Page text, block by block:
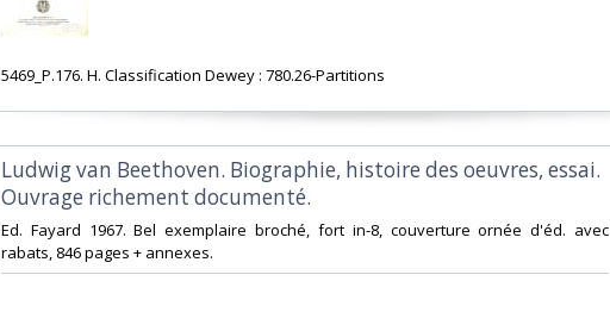
‎5469_P.176. H. Classification Dewey : 780.26-Partitions‎
‎Ludwig van Beethoven. Biographie, histoire des oeuvres, essai.
Ouvrage richement documenté.‎
‎Ed. Fayard 1967. Bel exemplaire broché, fort in-8, couverture ornée d'éd. avec
rabats, 846 pages + annexes. ‎